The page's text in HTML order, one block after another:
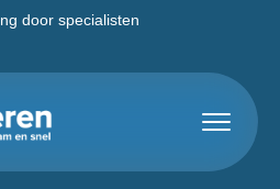
door specialisten
Toggle